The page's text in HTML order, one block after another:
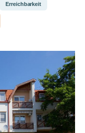
Erreichbarkeit